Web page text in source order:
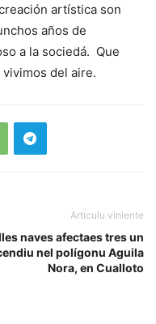
artística son
años de
a la sociedá. Que
del aire.
Artículu viniente
naves afectaes tres un
nel polígonu Aguila
Nora, en Cualloto